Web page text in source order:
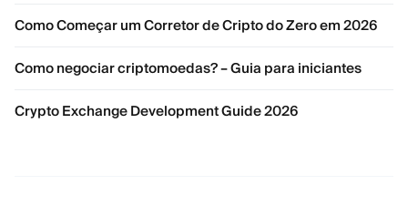
Como Começar um Corretor de Cripto do Zero em 2026
Como negociar criptomoedas? – Guia para iniciantes
Crypto Exchange Development Guide 2026